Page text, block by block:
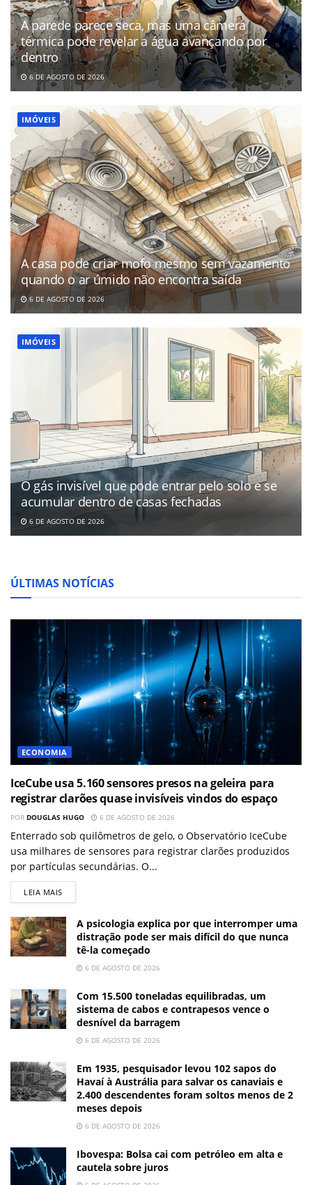
A parede parece seca, mas uma câmera
térmica pode revelar a água avançando por
dentro
6 DE AGOSTO DE 2026
IMÓVEIS
A casa pode criar mofo mesmo sem vazamento
quando o ar úmido não encontra saída
6 DE AGOSTO DE 2026
IMÓVEIS
O gás invisível que pode entrar pelo solo e se
acumular dentro de casas fechadas
6 DE AGOSTO DE 2026
ÚLTIMAS NOTÍCIAS
ECONOMIA
IceCube usa 5.160 sensores presos na geleira para
registrar clarões quase invisíveis vindos do espaço
POR DOUGLAS HUGO 6 DE AGOSTO DE 2026
Enterrado sob quilômetros de gelo, o Observatório IceCube
usa milhares de sensores para registrar clarões produzidos
por partículas secundárias. O...
LEIA MAIS
A psicologia explica por que interromper uma
distração pode ser mais difícil do que nunca
tê-la começado
6 DE AGOSTO DE 2026
Com 15.500 toneladas equilibradas, um
sistema de cabos e contrapesos vence o
desnível da barragem
6 DE AGOSTO DE 2026
Em 1935, pesquisador levou 102 sapos do
Havaí à Austrália para salvar os canaviais e
2.400 descendentes foram soltos menos de 2
meses depois
6 DE AGOSTO DE 2026
Ibovespa: Bolsa cai com petróleo em alta e
cautela sobre juros